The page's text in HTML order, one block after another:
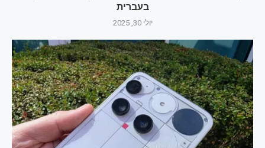
בעברית
יולי 30, 2025